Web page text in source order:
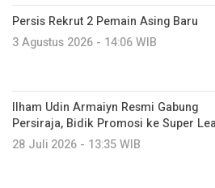
Persis Rekrut 2 Pemain Asing Baru
3 Agustus 2026 - 14:06 WIB
Ilham Udin Armaiyn Resmi Gabung
Persiraja, Bidik Promosi ke Super
28 Juli 2026 - 13:35 WIB